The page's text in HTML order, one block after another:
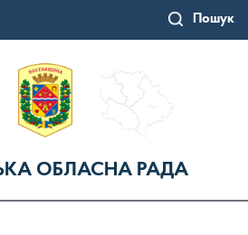
Пошук
ОБЛАСНА РАДА